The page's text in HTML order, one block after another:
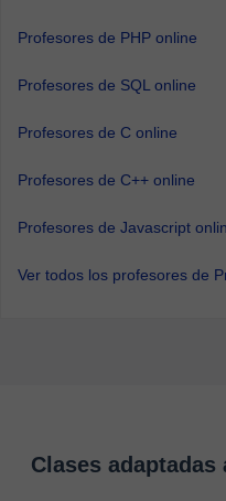
Profesores de PHP online
Profesores de SQL online
Profesores de C online
Profesores de C++ online
Profesores de Javascript
Ver todos los profesores de
Clases